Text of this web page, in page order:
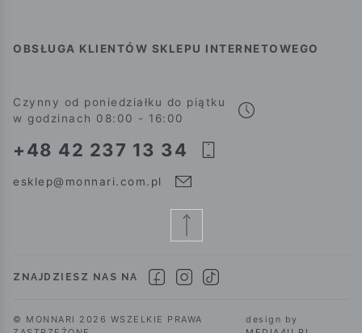
OBSŁUGA KLIENTÓW SKLEPU INTERNETOWEGO
Czynny od poniedziałku do piątku
w godzinach 08:00 - 16:00
+48 42 237 13 34
esklep@monnari.com.pl
ZNAJDZIESZ NAS NA
© MONNARI 2026 WSZELKIE PRAWA
design by